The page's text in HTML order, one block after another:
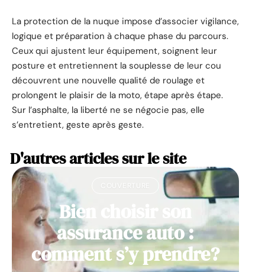
La protection de la nuque impose d’associer vigilance,
logique et préparation à chaque phase du parcours.
Ceux qui ajustent leur équipement, soignent leur
posture et entretiennent la souplesse de leur cou
découvrent une nouvelle qualité de roulage et
prolongent le plaisir de la moto, étape après étape.
Sur l’asphalte, la liberté ne se négocie pas, elle
s’entretient, geste après geste.
D'autres articles sur le site
Bien choisir son
assurance auto :
comment s’y prendre?